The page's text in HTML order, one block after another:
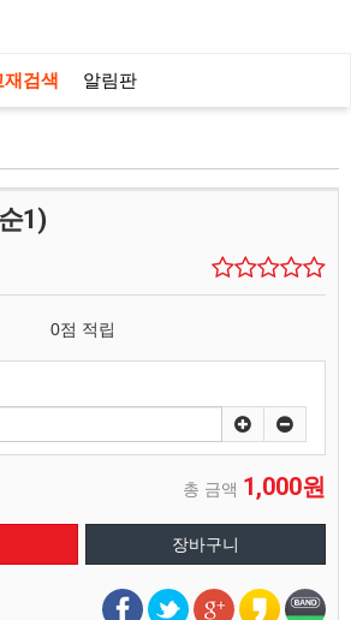
재검색 알림판
1)
0점 적립
총 금액 1,000원